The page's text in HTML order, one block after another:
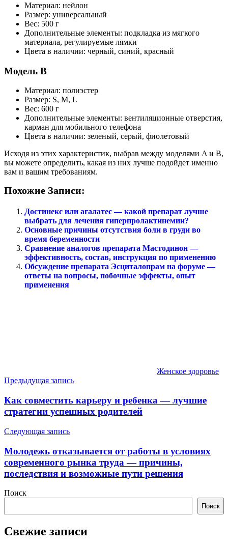
Материал: нейлон
Размер: универсальный
Вес: 500 г
Дополнительные элементы: подкладка из мягкого
материала, регулируемые лямки
Цвета в наличии: черный, синий, красный
Модель B
Материал: полиэстер
Размер: S, M, L
Вес: 600 г
Дополнительные элементы: вентиляционные отверстия,
карман для мобильного телефона
Цвета в наличии: зеленый, серый, фиолетовый
Исходя из этих характеристик, выбрав между моделями A и B,
вы можете определить, какая из них лучше подойдет именно
вам и вашим требованиям.
Похожие Записи:
Достинекс или агалатес — какой препарат лучше
выбрать для лечения гиперпролактинемии?
Основные причины отсутствия боли в груди во
время беременности
Сравнение аналогов препарата Мастодинон —
эффективность, состав, инструкция по применению
Обсуждение препарата Эсциталопрам на форуме —
ответы на вопросы, побочные эффекты, опыт
применения
Женское здоровье
Навигация
по
записям
Предыдущая запись
Как совместить карьеру и ребенка — лучшие
стратегии успешных родителей
Следующая запись
Молодежь отказывается от работы в условиях
современного рынка труда — причины,
последствия и возможные пути решения
Поиск
Поиск
Свежие записи